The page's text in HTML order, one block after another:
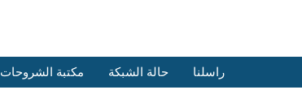
مكتبة الشروحات حالة الشبكة راسلنا